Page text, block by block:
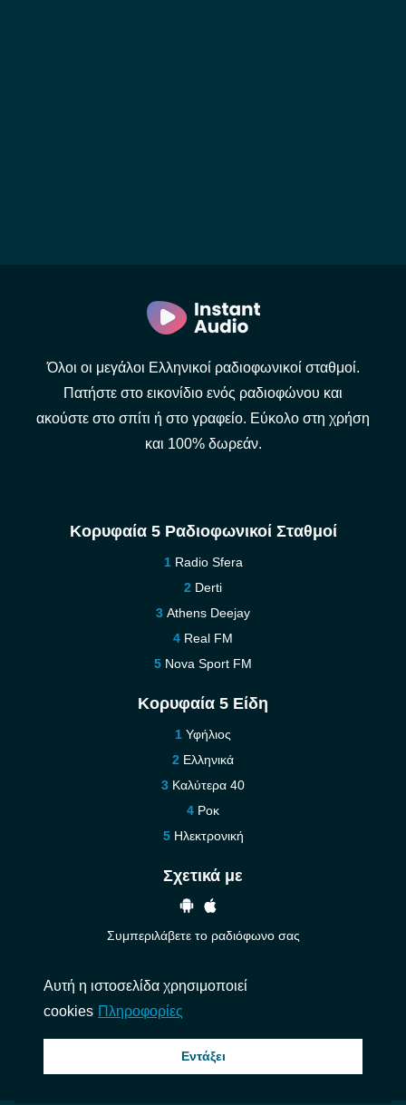
Όλοι οι μεγάλοι Ελληνικοί ραδιοφωνικοί σταθμοί.
Πατήστε στο εικονίδιο ενός ραδιοφώνου και
ακούστε στο σπίτι ή στο γραφείο. Εύκολο στη χρήση
και 100% δωρεάν.
Κορυφαία 5 Ραδιοφωνικοί Σταθμοί
Radio Sfera
Derti
Athens Deejay
Real FM
Nova Sport FM
Κορυφαία 5 Είδη
Υφήλιος
Ελληνικά
Καλύτερα 40
Ροκ
Ηλεκτρονική
Σχετικά με
Συμπεριλάβετε το ραδιόφωνο σας
Επικοινωνήστε μαζί μας
Απορρήτου
Αυτή η ιστοσελίδα χρησιμοποιεί
cookies Πληροφορίες
Εντάξει